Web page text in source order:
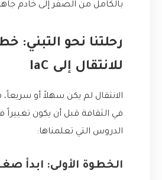
بالكامل من الصفر إلى خادم
رحلتنا نحو التبني:
للانتقال إلى IaC
الانتقال لم يكن سهلاً أو سريعاً،
في الثقافة قبل أن يكون تغييراً
الدروس التي تعلمناها:
الخطوة الأولى: ابدأ